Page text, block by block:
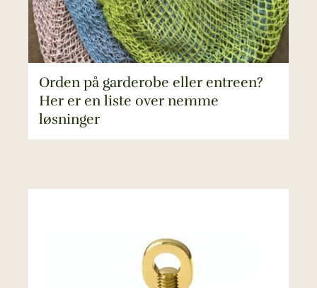
Orden på garderobe eller entreen?
Her er en liste over nemme
løsninger